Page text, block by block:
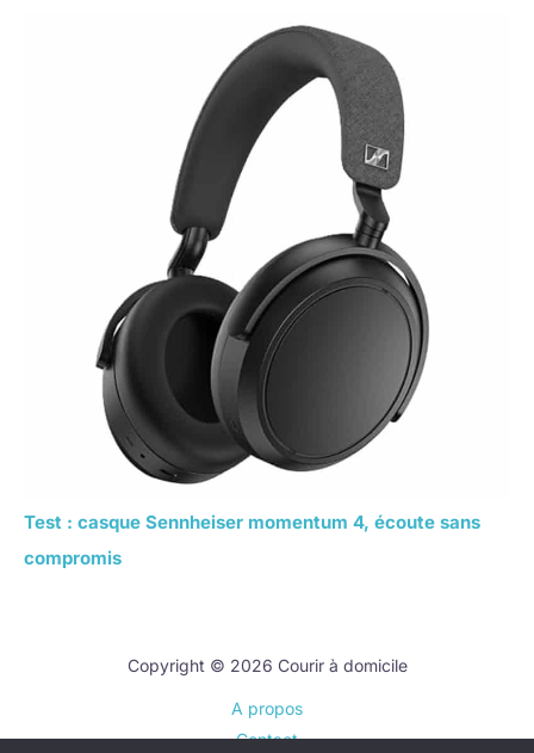
Test : casque Sennheiser momentum 4, écoute sans
compromis
Copyright © 2026 Courir à domicile
A propos
Contact